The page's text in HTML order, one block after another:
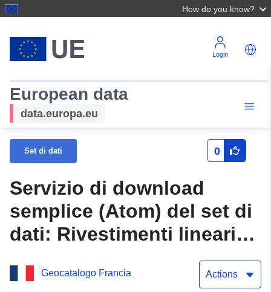
How do you know?
Login
European data
data.europa.eu
Set di dati 0
Servizio di download
semplice (Atom) del set di
dati: Rivestimenti lineari
dell'11.6.2010) del comune
Geocatalogo Francia Actions